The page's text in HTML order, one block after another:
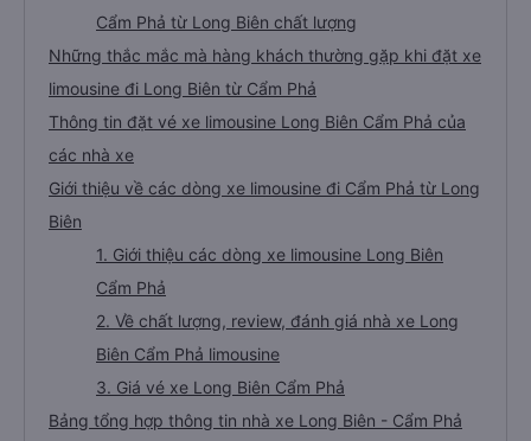
Cẩm Phả từ Long Biên chất lượng
Những thắc mắc mà hàng khách thường gặp khi đặt xe
limousine đi Long Biên từ Cẩm Phả
Thông tin đặt vé xe limousine Long Biên Cẩm Phả của
các nhà xe
Giới thiệu về các dòng xe limousine đi Cẩm Phả từ Long
Biên
1. Giới thiệu các dòng xe limousine Long Biên
Cẩm Phả
2. Về chất lượng, review, đánh giá nhà xe Long
Biên Cẩm Phả limousine
3. Giá vé xe Long Biên Cẩm Phả
Bảng tổng hợp thông tin nhà xe Long Biên - Cẩm Phả